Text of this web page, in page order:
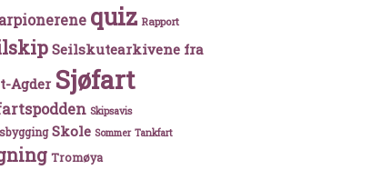
Opkomst
quiz Rapport
Seilskutearkivene fra
Agder Sjøfart
Skipsavis
Skole Sommer Tankfart
Tromøya